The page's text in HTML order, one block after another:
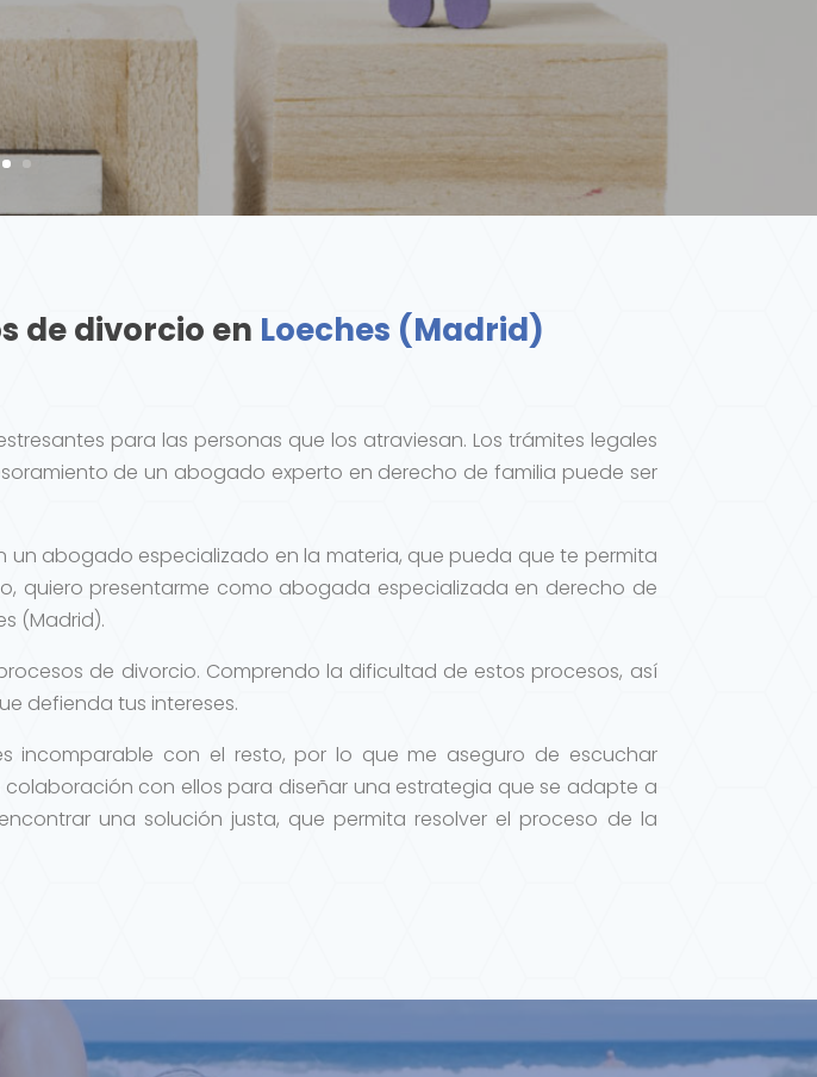
de divorcio en Loeches (Madrid)
para las personas que los atraviesan. Los trámites legales
de un abogado experto en derecho de familia puede ser
un abogado especializado en la materia, que pueda que te permita
quiero presentarme como abogada especializada en derecho de
(Madrid).
de divorcio. Comprendo la dificultad de estos procesos, así
defienda tus intereses.
con el resto, por lo que me aseguro de escuchar
con ellos para diseñar una estrategia que se adapte a
una solución justa, que permita resolver el proceso de la